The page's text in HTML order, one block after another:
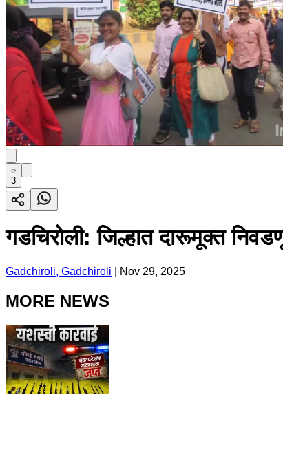
3
गडचिरोली: जिल्हात दारूमूक्त
Gadchiroli, Gadchiroli Nov 29, 2025
MORE NEWS